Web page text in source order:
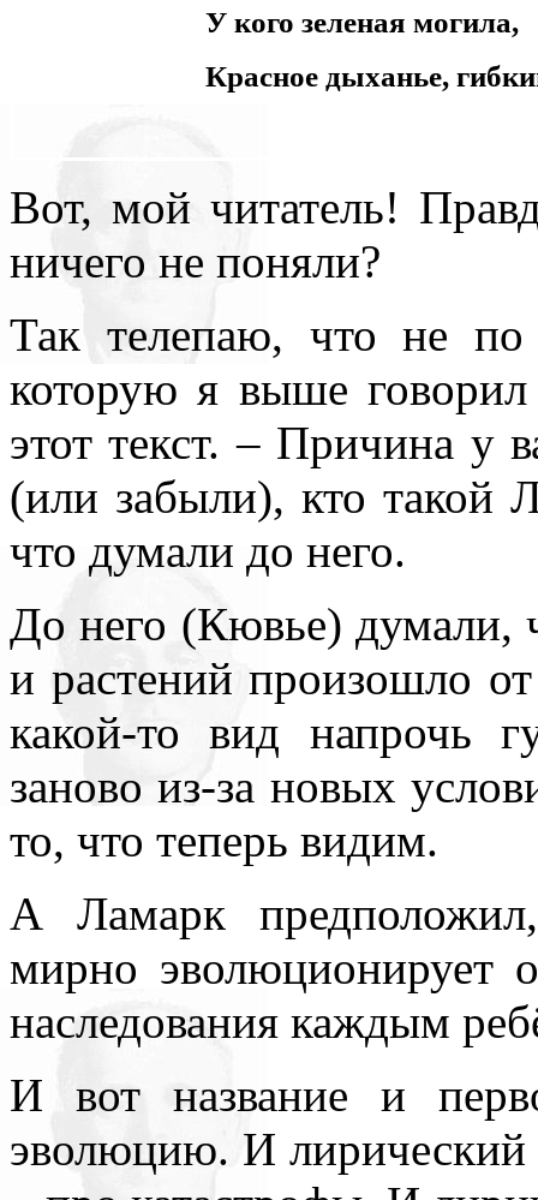
У кого зеленая могила,
Красное дыханье,
Вот, мой читатель!
ничего не поняли?
Так телепаю, что не
которую я выше
этот текст. – Причина у
(или забыли), кто такой
что думали до него.
До него (Кювье) думали,
и растений произошло
какой-то вид напрочь
заново из-за новых
то, что теперь видим.
А Ламарк
мирно эволюционирует
наследования каждым
И вот название и
эволюцию. И лирический